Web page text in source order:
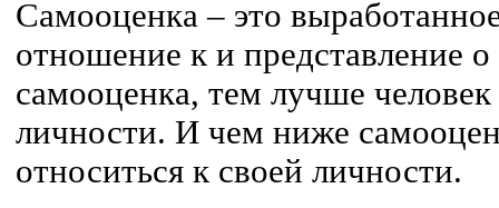
Самооценка – это
отношение к и представление
самооценка, тем лучше человек
личности. И чем ниже
относиться к своей личности.